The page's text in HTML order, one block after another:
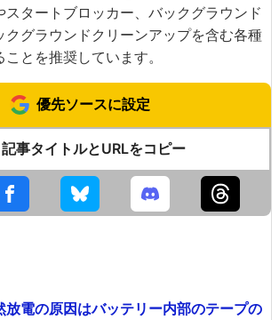
スタートブロッカー、バックグラウンド
クグラウンドクリーンアップを含む各種
とを推奨しています。
優先ソースに設定
記事タイトルとURLをコピー
放電の原因はバッテリー内部のテープの